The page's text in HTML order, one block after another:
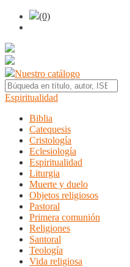
(0)
Nuestro catálogo
Espiritualidad
Biblia
Catequesis
Cristología
Eclesiología
Espiritualidad
Liturgia
Muerte y duelo
Objetos religiosos
Pastoral
Primera comunión
Religiones
Santoral
Teología
Vida religiosa